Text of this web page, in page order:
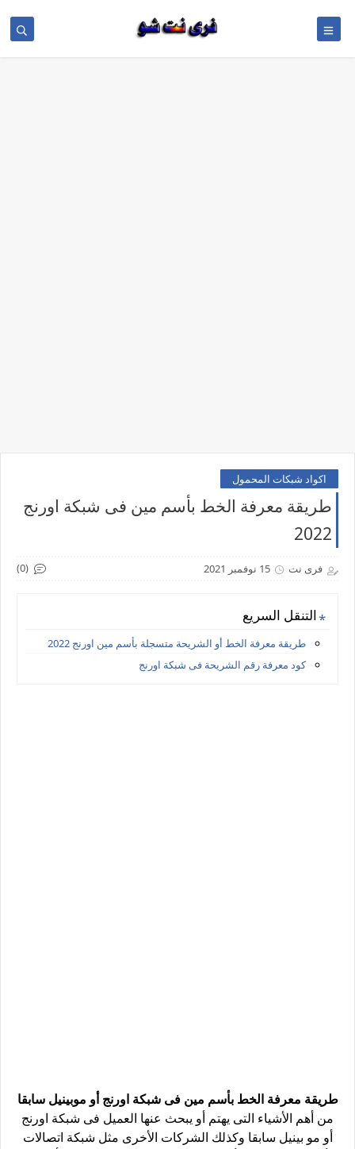
اكواد شبكات المحمول
طريقة معرفة الخط بأسم مين فى شبكة اورنج
2022
فرى نت 15 نوفمبر 2021 (0)
التنقل السريع
طريقة معرفة الخط أو الشريحة متسجلة بأسم مين اورنج 2022
كود معرفة رقم الشريحة فى شبكة اورنج
طريقة معرفة الخط بأسم مين فى شبكة اورنج أو موبينيل سابقا
من أهم الأشياء التى يهتم أو يبحث عنها العميل فى شبكة اورنج
أو مو بينيل سابقا وكذلك الشركات الأخرى مثل شبكة اتصالات